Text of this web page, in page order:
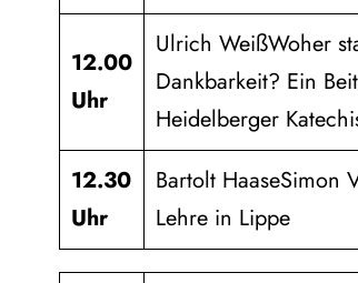
12.00
Uhr
Ulrich WeißWoher
Dankbarkeit? Ein
Heidelberger
12.30
Uhr
Bartolt HaaseSimon
Lehre in Lippe